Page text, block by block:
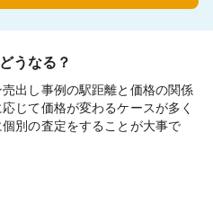
うなる？
出し事例の駅距離と価格の関係
じて価格が変わるケースが多く
別の査定をすることが大事で